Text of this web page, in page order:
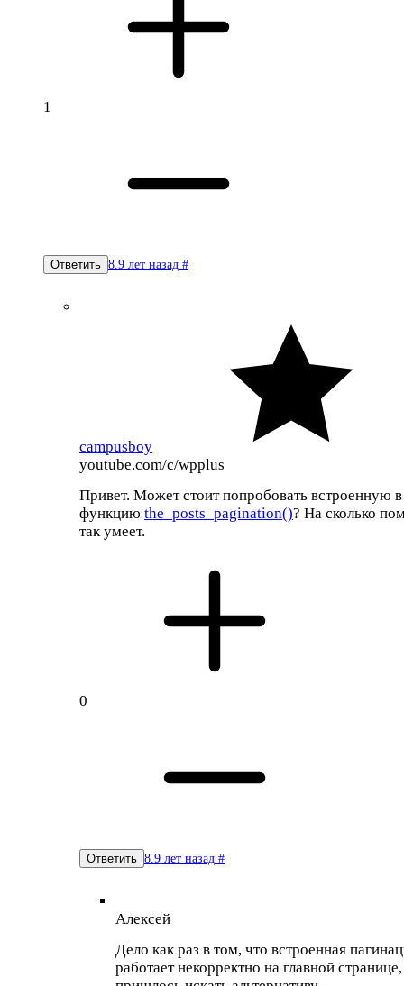
1
Ответить 8.9 лет назад #
campusboy
youtube.com/c/wpplus
Привет. Может стоит попробовать встроенную
функцию the_posts_pagination()? На сколько
так умеет.
0
Ответить 8.9 лет назад #
Алексей
Дело как раз в том, что встроенная
работает некорректно на главной